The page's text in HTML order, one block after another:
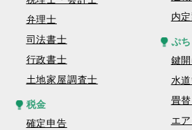
弁理士
司法書士
行政書士
土地家屋調査士
税金
確定申告
内
ぷ
鍵
水
畳
エ